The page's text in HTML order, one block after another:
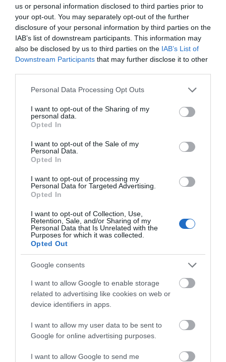
us or personal information disclosed to third parties prior to
your opt-out. You may separately opt-out of the further
disclosure of your personal information by third parties on the
IAB’s list of downstream participants. This information may
also be disclosed by us to third parties on the IAB’s List of
Downstream Participants that may further disclose it to other
Please note that this website/app uses one or more Google
not limited to your visit or usage behaviour. You may click to
grant or deny consent to Google and its third-party tags to
use your data for below specified purposes in below Google
consent section.
Personal Data Processing Opt Outs
I want to opt-out of the Sharing of my
personal data.
Opted In
I want to opt-out of the Sale of my
Personal Data.
Opted In
I want to opt-out of processing my
Personal Data for Targeted Advertising.
Opted In
I want to opt-out of Collection, Use,
Retention, Sale, and/or Sharing of my
Personal Data that Is Unrelated with the
Purposes for which it was collected.
Opted Out
Google consents
I want to allow Google to enable storage
related to advertising like cookies on web or
device identifiers in apps.
I want to allow my user data to be sent to
Google for online advertising purposes.
I want to allow Google to send me
2
Απαραίτητα κιβώτια:
Συνολική τιμή:
ΠΕΡΙΓΡΑΦΉ
ΚΌΣΤΟΣ ΜΕΤΑΦΟΡΙΚΏΝ
ΕΠΙΚΟΙΝΩΝΊΑ
τοποθέτηση σε δάπεδο και τοίχο
άψογη κοπή rectificato
Σε μερικές περιπτώσεις ο χρωματισμός πλακιδίου
ενδέχεται να διαφέρει από την φωτογραφία.
Το προϊόν πωλείται σε συσκευασία κιβωτίου 1,44 m²,
4 τεμάχια.